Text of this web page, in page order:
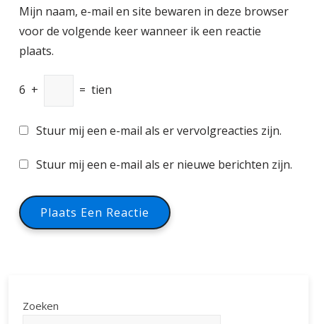
Mijn naam, e-mail en site bewaren in deze browser
voor de volgende keer wanneer ik een reactie
plaats.
6 + = tien
Stuur mij een e-mail als er vervolgreacties zijn.
Stuur mij een e-mail als er nieuwe berichten zijn.
Zoeken